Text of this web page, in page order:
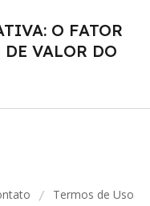
O FATOR
DE VALOR DO
/ Termos de Uso